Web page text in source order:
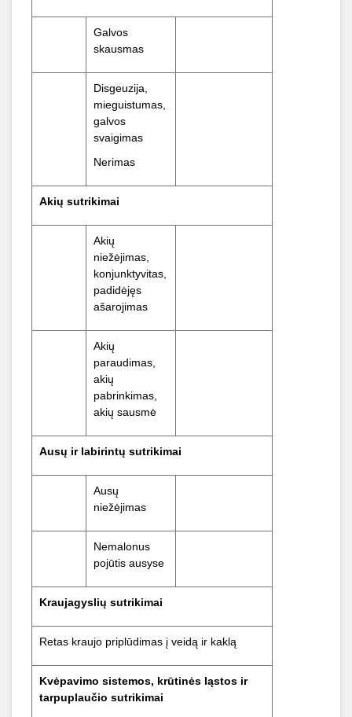
Galvos
skausmas
Disgeuzija,
mieguistumas,
galvos
svaigimas
Nerimas
Akių sutrikimai
Akių
niežėjimas,
konjunktyvitas,
padidėjęs
ašarojimas
Akių
paraudimas,
akių
pabrinkimas,
akių sausmė
Ausų ir labirintų sutrikimai
Ausų
niežėjimas
Nemalonus
pojūtis ausyse
Kraujagyslių sutrikimai
Retas kraujo priplūdimas į veidą ir kaklą
Kvėpavimo sistemos, krūtinės ląstos ir
tarpuplaučio sutrikimai